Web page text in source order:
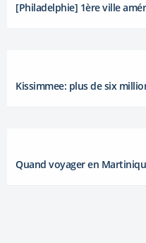
[Philadelphie] 1ère ville
Kissimmee: plus de six
Quand voyager en